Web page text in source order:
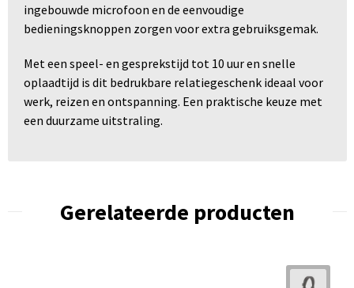
ingebouwde microfoon en de eenvoudige
bedieningsknoppen zorgen voor extra gebruiksgemak.
Met een speel- en gesprekstijd tot 10 uur en snelle
oplaadtijd is dit bedrukbare relatiegeschenk ideaal voor
werk, reizen en ontspanning. Een praktische keuze met
een duurzame uitstraling.
Gerelateerde producten